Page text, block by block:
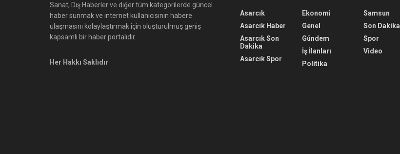
Sanat, Dış Haberler ve diğer tüm kategorilerde güncel
haber sunmak ve internet kullanıcısının habere
ulaşmasını kolaylaştırmak için oluşturulmuş geniş
kapsamlı bir haber portalıdır.
Her Hakkı Saklıdır
Asarcık
Asarcık Haber
Asarcık Son
Dakika
Asarcık Spor
Ekonomi
Genel
Gündem
İş İlanları
Politika
Samsun
Son Dakika
Spor
Video